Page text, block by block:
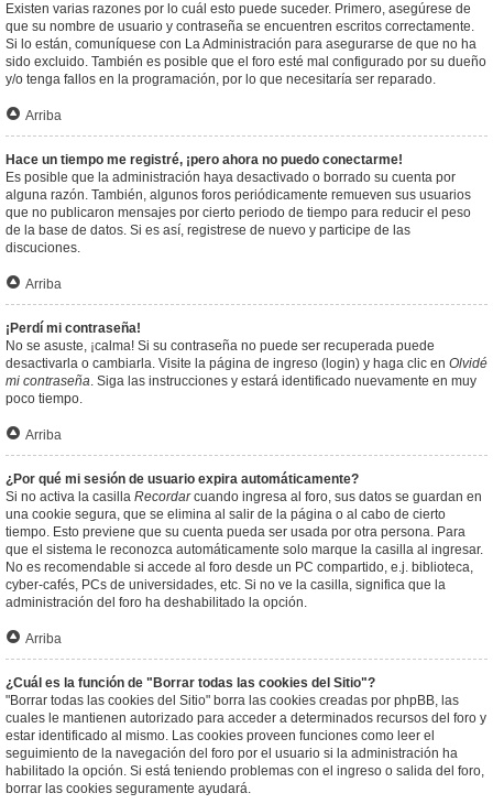
Existen varias razones por lo cuál esto puede suceder. Primero, asegúrese de
que su nombre de usuario y contraseña se encuentren escritos correctamente.
Si lo están, comuníquese con La Administración para asegurarse de que no ha
sido excluido. También es posible que el foro esté mal configurado por su dueño
y/o tenga fallos en la programación, por lo que necesitaría ser reparado.
Arriba
Hace un tiempo me registré, ¡pero ahora no puedo conectarme!
Es posible que la administración haya desactivado o borrado su cuenta por
alguna razón. También, algunos foros periódicamente remueven sus usuarios
que no publicaron mensajes por cierto periodo de tiempo para reducir el peso
de la base de datos. Si es así, registrese de nuevo y participe de las
discuciones.
Arriba
¡Perdí mi contraseña!
No se asuste, ¡calma! Si su contraseña no puede ser recuperada puede
desactivarla o cambiarla. Visite la página de ingreso (login) y haga clic en Olvidé
mi contraseña. Siga las instrucciones y estará identificado nuevamente en muy
poco tiempo.
Arriba
¿Por qué mi sesión de usuario expira automáticamente?
Si no activa la casilla Recordarcuando ingresa al foro, sus datos se guardan en
una cookie segura, que se elimina al salir de la página o al cabo de cierto
tiempo. Esto previene que su cuenta pueda ser usada por otra persona. Para
que el sistema le reconozca automáticamente solo marque la casilla al ingresar.
No es recomendable si accede al foro desde un PC compartido, e.j. biblioteca,
cyber-cafés, PCs de universidades, etc. Si no ve la casilla, significa que la
administración del foro ha deshabilitado la opción.
Arriba
¿Cuál es la función de "Borrar todas las cookies del Sitio"?
"Borrar todas las cookies del Sitio" borra las cookies creadas por phpBB, las
cuales le mantienen autorizado para acceder a determinados recursos del foro y
estar identificado al mismo. Las cookies proveen funciones como leer el
seguimiento de la navegación del foro por el usuario si la administración ha
habilitado la opción. Si está teniendo problemas con el ingreso o salida del foro,
borrar las cookies seguramente ayudará.